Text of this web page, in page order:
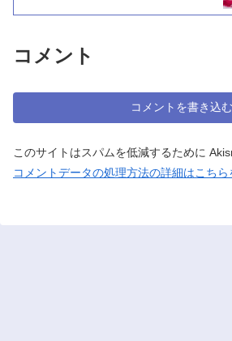
コメント
コメントを書き込む
このサイトはスパムを低減するために
コメントデータの処理方法の詳細はこち